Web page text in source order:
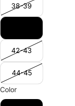
38-39
42-43
44-45
Color